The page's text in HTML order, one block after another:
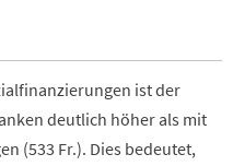
ist der
deutlich höher als mit
(533 Fr.). Dies bedeutet,